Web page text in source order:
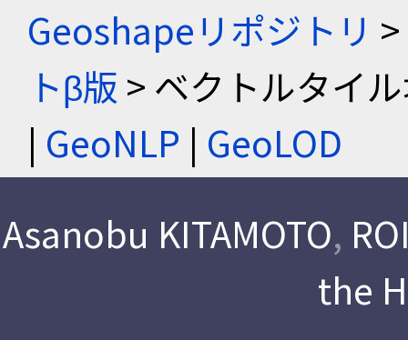
Geoshapeリポジトリ >
トβ版 > ベクトルタイ
| GeoNLP | GeoLOD
Asanobu KITAMOTO,
the